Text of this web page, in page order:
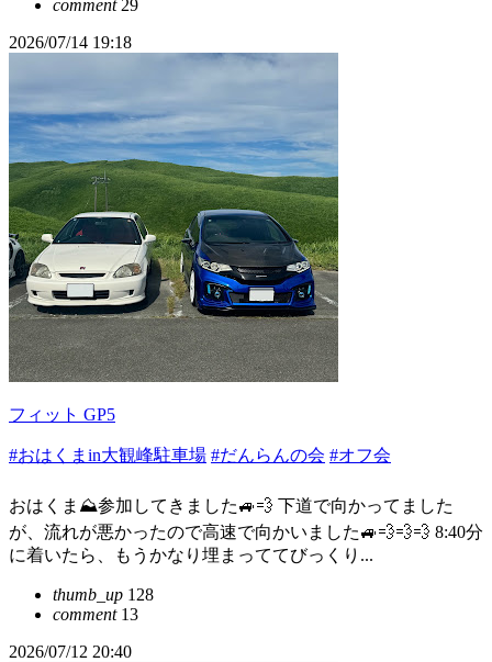
comment29
2026/07/14 19:18
フィット GP5
#おはくまin大観峰駐車場 #だんらんの会 #オフ会
おはくま⛰️参加してきました🚙💨 下道で向かってました
が、流れが悪かったので高速で向かいました🚙💨💨💨 8:40分
に着いたら、もうかなり埋まっててびっくり...
thumb_up 128
comment13
2026/07/12 20:40